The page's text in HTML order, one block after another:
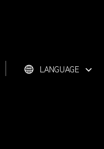
LANGUAGE